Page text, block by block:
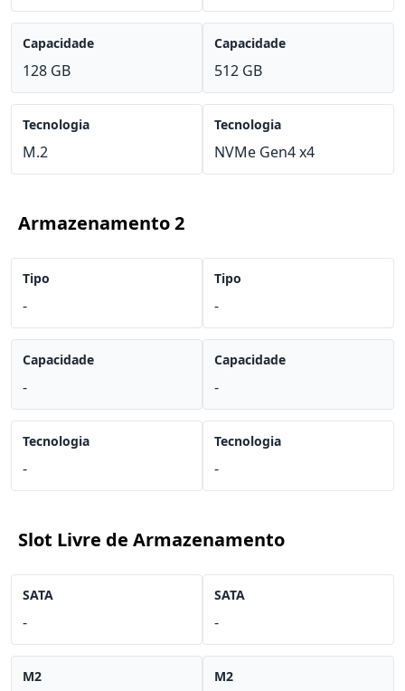
Capacidade
128 GB
Tecnologia
M.2
Capacidade
512 GB
Tecnologia
NVMe Gen4 x4
Armazenamento 2
Tipo
-
Capacidade
-
Tecnologia
-
Tipo
-
Capacidade
-
Tecnologia
-
Slot Livre de Armazenamento
SATA
-
M2
SATA
-
M2